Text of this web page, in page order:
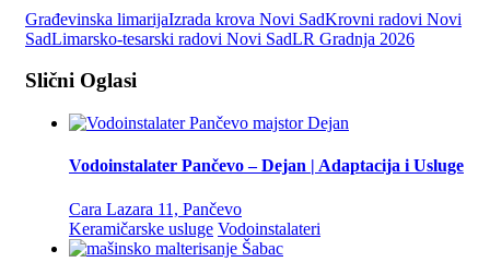
Građevinska limarijaIzrada krova Novi SadKrovni radovi Novi
SadLimarsko-tesarski radovi Novi SadLR Gradnja 2026
Slični Oglasi
Vodoinstalater Pančevo – Dejan | Adaptacija i Usluge
Cara Lazara 11, Pančevo
Keramičarske usluge Vodoinstalateri